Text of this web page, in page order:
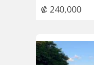
₡ 240,000